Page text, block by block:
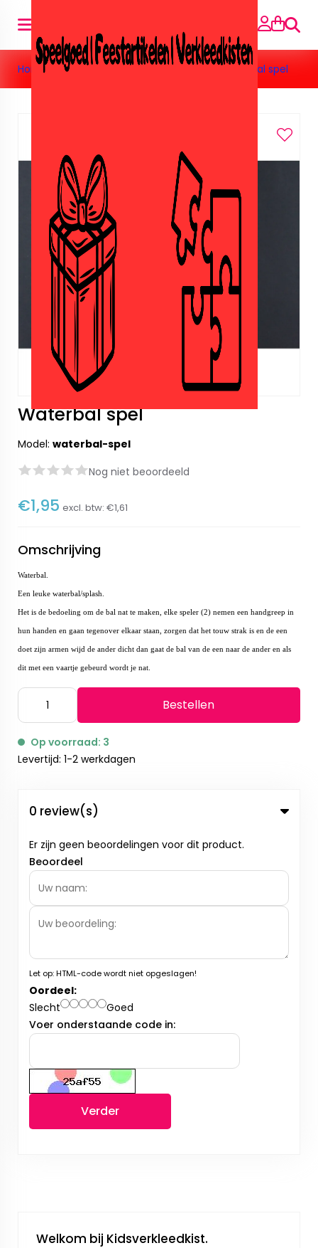
Home >Speelgoed > Buiten speelgoed >Waterbal spel
Waterbal spel
Model: waterbal-spel
Nog niet beoordeeld
€1,95 excl. btw: €1,61
Omschrijving
Waterbal.
Een leuke waterbal/splash.
Het is de bedoeling om de bal nat te maken, elke speler (2) nemen een handgreep in
hun handen en gaan tegenover elkaar staan, zorgen dat het touw strak is en de een
doet zijn armen wijd de ander dicht dan gaat de bal van de een naar de ander en als
dit met een vaartje gebeurd wordt je nat.
Bestellen
Op voorraad: 3
Levertijd: 1-2 werkdagen
0 review(s)
Er zijn geen beoordelingen voor dit product.
Beoordeel
Let op:HTML-code wordt niet opgeslagen!
Oordeel:
Slecht
Goed
Voer onderstaande code in:
Verder
Welkom bij Kidsverkleedkist.